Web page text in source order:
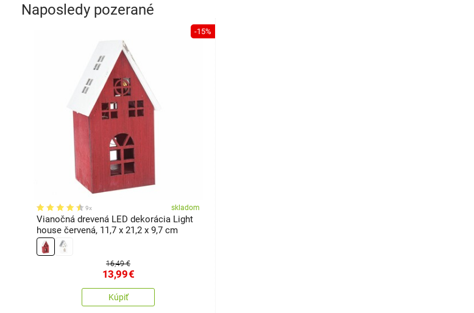
Naposledy pozerané
-15%
9x skladom
Vianočná drevená LED dekorácia Light
house červená, 11,7 x 21,2 x 9,7 cm
16,49 €
13,99€
Kúpiť